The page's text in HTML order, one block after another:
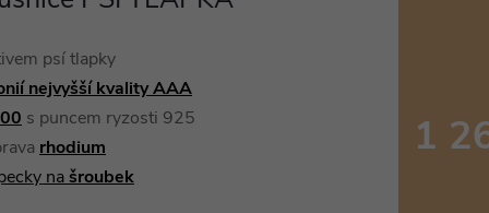
psí tlapky
nejvyšší kvality AAA
s puncem ryzosti 925
rhodium
našroubek
1